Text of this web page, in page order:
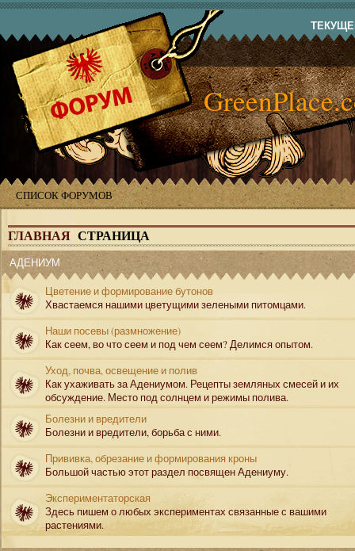
СПИСОК ФОРУМОВ
ГЛАВНАЯ СТРАНИЦА
АДЕНИУМ
Цветение и формирование бутонов
Хвастаемся нашими цветущими зелеными питомцами.
Наши посевы (размножение)
Как сеем, во что сеем и под чем сеем? Делимся опытом.
Уход, почва, освещение и полив
Как ухаживать за Адениумом. Рецепты земляных смесей и их
обсуждение. Место под солнцем и режимы полива.
Болезни и вредители
Болезни и вредители, борьба с ними.
Прививка, обрезание и формирования кроны
Большой частью этот раздел посвящен Адениуму.
Экспериментаторская
Здесь пишем о любых экспериментах связанные с вашими
растениями.